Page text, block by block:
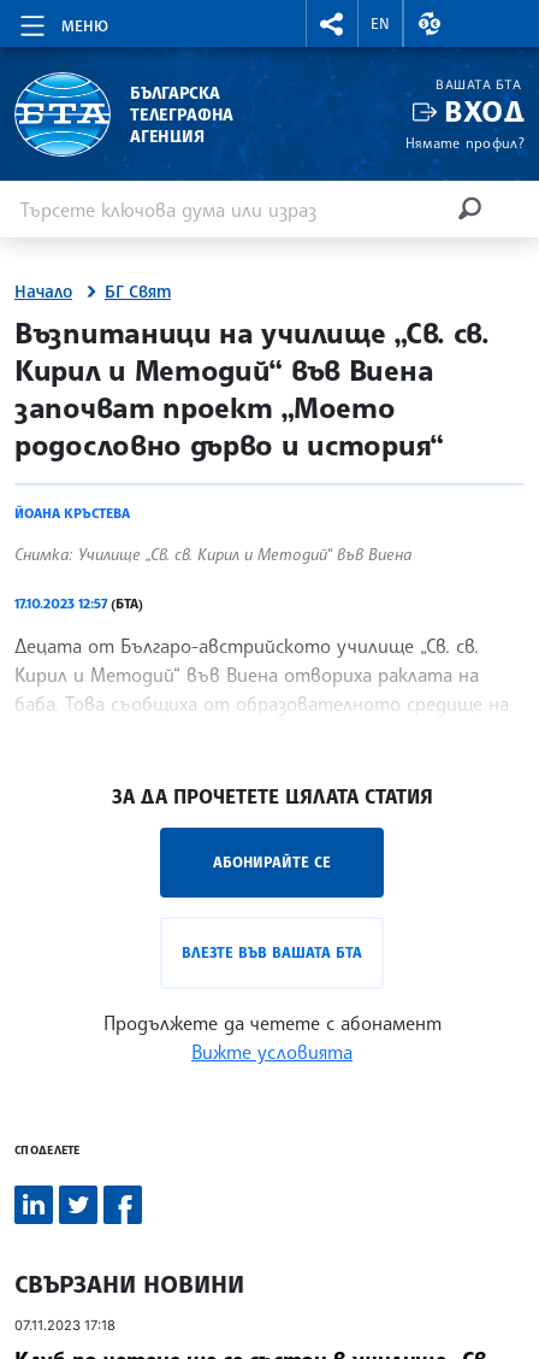
МЕНЮ
RIGHTMENU.SOCIAL
EN
ВАЛУТНИ
БЪЛГАРСКА
ТЕЛЕГРАФНА
АГЕНЦИЯ
ВАШАТА БТА
ВХОД
Нямате профил?
Начало БГ Свят
site.bta
Възпитаници на училище „Св. св.
Кирил и Методий“ във Виена
започват проект „Моето
родословно дърво и история“
ЙОАНА КРЪСТЕВА
Снимка: Училище „Св. св. Кирил и Методий“ във Виена
17.10.2023 12:57(БТА)
Децата от Българо-австрийското училище „Св. св.
Кирил и Методий“ във Виена отвориха раклата на
баба. Това съобщиха от образователното средище на
ЗА ДА ПРОЧЕТЕТЕ ЦЯЛАТА СТАТИЯ
АБОНИРАЙТЕ СЕ
ВЛЕЗТЕ ВЪВ ВАШАТА БТА
Продължете да четете с абонамент
Вижте условията
СПОДЕЛЕТЕ
СВЪРЗАНИ НОВИНИ
07.11.2023 17:18